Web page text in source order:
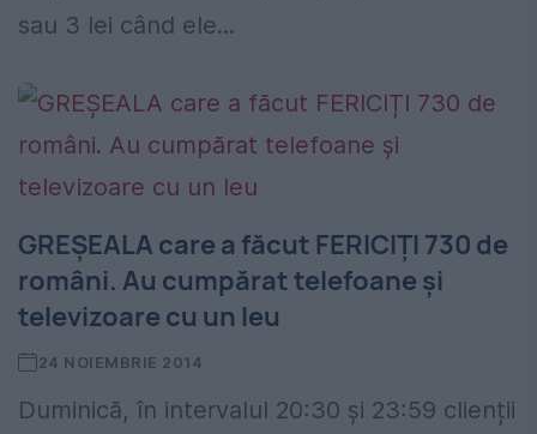
sau 3 lei când ele...
GREȘEALA care a făcut FERICIȚI 730 de
români. Au cumpărat telefoane și
televizoare cu un leu
24 NOIEMBRIE 2014
Duminică, în intervalul 20:30 şi 23:59 clienții